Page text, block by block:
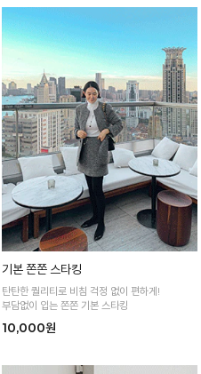
기본 쫀쫀 스타킹
탄탄한 퀄리티로 비침 걱정 없이 편하게!
부담없이 입는 쫀쫀 기본 스타킹
10,000원